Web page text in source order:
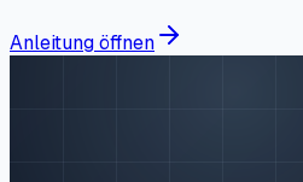
Anleitung öffnen